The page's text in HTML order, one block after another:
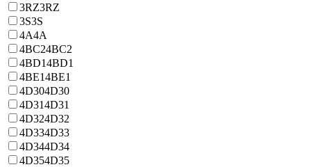
3RZ3RZ
3S3S
4A4A
4BC24BC2
4BD14BD1
4BE14BE1
4D304D30
4D314D31
4D324D32
4D334D33
4D344D34
4D354D35